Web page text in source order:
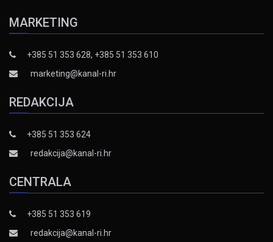
MARKETING
+385 51 353 628, +385 51 353 610
marketing@kanal-ri.hr
REDAKCIJA
+385 51 353 624
redakcija@kanal-ri.hr
CENTRALA
+385 51 353 619
redakcija@kanal-ri.hr